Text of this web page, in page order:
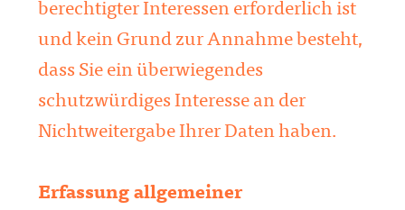
berechtigter Interessen erforderlich ist
und kein Grund zur Annahme besteht,
dass Sie ein überwiegendes
schutzwürdiges Interesse an der
Nichtweitergabe Ihrer Daten haben.
Erfassung allgemeiner